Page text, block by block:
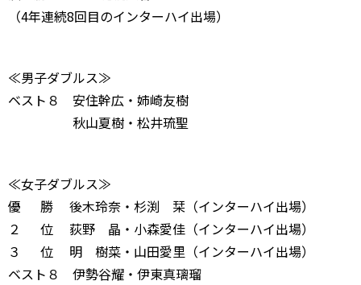
（4年連続8回目のインターハイ出場）
≪男子ダブルス≫
ベスト８ 安住幹広・姉崎友樹
秋山夏樹・松井琉聖
≪女子ダブルス≫
優 勝 後木玲奈・杉渕 栞（インターハイ出場）
２ 位 荻野 晶・小森愛佳（インターハイ出場）
３ 位 明 樹菜・山田愛里（インターハイ出場）
ベスト８ 伊勢谷耀・伊東真璃瑠